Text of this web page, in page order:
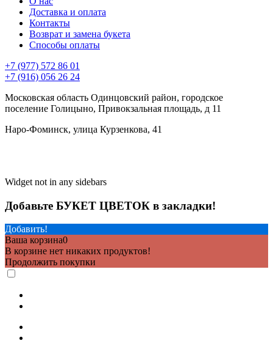
Доставка и оплата
Контакты
Возврат и замена букета
Способы оплаты
+7 (977) 572 86 01
+7 (916) 056 26 24
Московская область Одинцовский район, городское
поселение Голицыно, Привокзальная площадь, д 11
Наро-Фоминск, улица Курзенкова, 41
Widget not in any sidebars
Добавьте БУКЕТ ЦВЕТОК в закладки!
Добавить!
Ваша корзина0
В корзине нет никаких продуктов!
Продолжить покупки